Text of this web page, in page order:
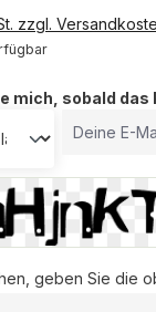
zzgl.
mich, sobald das
geben Sie die